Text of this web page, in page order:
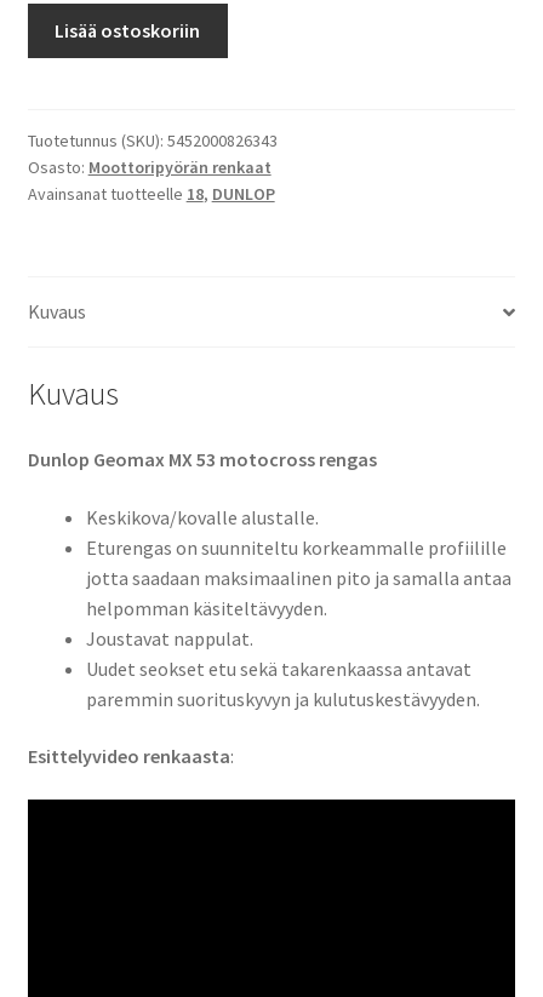
120/90
-
18
määrä
Lisää ostoskoriin
Tuotetunnus (SKU): 5452000826343
Osasto: Moottoripyörän renkaat
Avainsanat tuotteelle 18, DUNLOP
Kuvaus
Kuvaus
Dunlop Geomax MX 53 motocross rengas
Keskikova/kovalle alustalle.
Eturengas on suunniteltu korkeammalle profiilille
jotta saadaan maksimaalinen pito ja samalla antaa
helpomman käsiteltävyyden.
Joustavat nappulat.
Uudet seokset etu sekä takarenkaassa antavat
paremmin suorituskyvyn ja kulutuskestävyyden.
Esittelyvideo renkaasta: